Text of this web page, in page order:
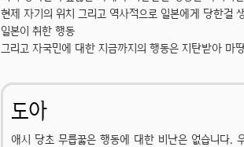
현제 자기의 위치 그리고 역사적으로 일본에게 당한걸
일본이 취한 행동
그리고 자국민에 대한 지금까지의 행동은 지탄받아 마
도아
애시 당초 무릅꿇은 행동에 대한 비난은 없습니다.